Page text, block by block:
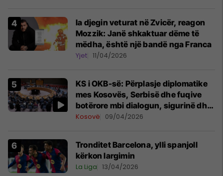
Ia djegin veturat në Zvicër, reagon
Mozzik: Janë shkaktuar dëme të
mëdha, është një bandë nga Franca
Yjet 11/04/2026
KS i OKB-së: Përplasje diplomatike
mes Kosovës, Serbisë dhe fuqive
botërore mbi dialogun, sigurinë dhe
UNMIK-un
Kosovë 09/04/2026
Tronditet Barcelona, ylli spanjoll
kërkon largimin
La Liga 13/04/2026